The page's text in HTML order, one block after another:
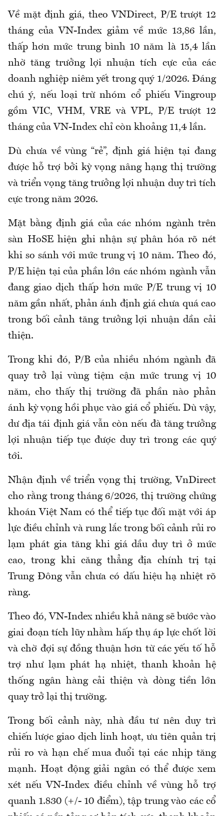
Về mặt định giá, theo VNDirect, P/E trượt 12
tháng của VN-Index giảm về mức 13,86 lần,
thấp hơn mức trung bình 10 năm là 15,4 lần
nhờ tăng trưởng lợi nhuận tích cực của các
doanh nghiệp niêm yết trong quý 1/2026. Đáng
chú ý, nếu loại trừ nhóm cổ phiếu Vingroup
gồm VIC, VHM, VRE và VPL, P/E trượt 12
tháng của VN-Index chỉ còn khoảng 11,4 lần.
Dù chưa về vùng “rẻ”, định giá hiện tại đang
được hỗ trợ bởi kỳ vọng nâng hạng thị trường
và triển vọng tăng trưởng lợi nhuận duy trì tích
cực trong năm 2026.
Mặt bằng định giá của các nhóm ngành trên
sàn HoSE hiện ghi nhận sự phân hóa rõ nét
khi so sánh với mức trung vị 10 năm. Theo đó,
P/E hiện tại của phần lớn các nhóm ngành vẫn
đang giao dịch thấp hơn mức P/E trung vị 10
năm gần nhất, phản ánh định giá chưa quá cao
trong bối cảnh tăng trưởng lợi nhuận dần cải
thiện.
Trong khi đó, P/B của nhiều nhóm ngành đã
quay trở lại vùng tiệm cận mức trung vị 10
năm, cho thấy thị trường đã phần nào phản
ánh kỳ vọng hồi phục vào giá cổ phiếu. Dù vậy,
dư địa tái định giá vẫn còn nếu đà tăng trưởng
lợi nhuận tiếp tục được duy trì trong các quý
tới.
Nhận định về triển vọng thị trường, VnDirect
cho rằng trong tháng 6/2026, thị trường chứng
khoán Việt Nam có thể tiếp tục đối mặt với áp
lực điều chỉnh và rung lắc trong bối cảnh rủi ro
lạm phát gia tăng khi giá dầu duy trì ở mức
cao, trong khi căng thẳng địa chính trị tại
Trung Đông vẫn chưa có dấu hiệu hạ nhiệt rõ
ràng.
Theo đó, VN-Index nhiều khả năng sẽ bước vào
giai đoạn tích lũy nhằm hấp thụ áp lực chốt lời
và chờ đợi sự đồng thuận hơn từ các yếu tố hỗ
trợ như lạm phát hạ nhiệt, thanh khoản hệ
thống ngân hàng cải thiện và dòng tiền lớn
quay trở lại thị trường.
Trong bối cảnh này, nhà đầu tư nên duy trì
chiến lược giao dịch linh hoạt, ưu tiên quản trị
rủi ro và hạn chế mua đuổi tại các nhịp tăng
mạnh. Hoạt động giải ngân có thể được xem
xét nếu VN-Index điều chỉnh về vùng hỗ trợ
quanh 1.830 (+/- 10 điểm), tập trung vào các cổ